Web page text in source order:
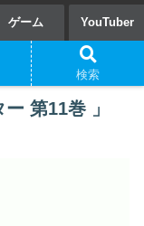
ゲーム YouTuber
第11巻 」
検索